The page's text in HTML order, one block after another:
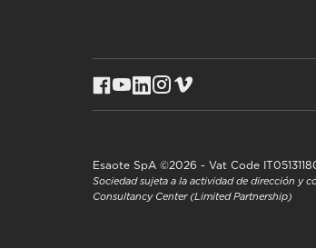
Esaote SpA ©2026 - Vat Code
Sociedad sujeta a la actividad de dirección y
Consultancy Center (Limited Partnership)